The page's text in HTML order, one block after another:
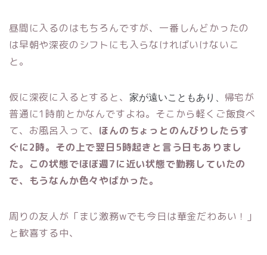
昼間に入るのはもちろんですが、一番しんどかったの
は早朝や深夜のシフトにも入らなければいけないこ
と。
仮に深夜に入るとすると、 家が遠いこともあり、 帰宅が
普通に1時前とかなんですよね。そこから軽くご飯食べ
て、お風呂入って、 ほんのちょっとのんびりしたらす
ぐに2時。その上で翌日5時起きと言う日もありまし
た。この状態でほぼ週7に近い状態で勤務していたの
で、もうなんか色々やばかった。
周りの友人が「まじ激務wでも今日は華金だわあい！」
と歓喜する中、